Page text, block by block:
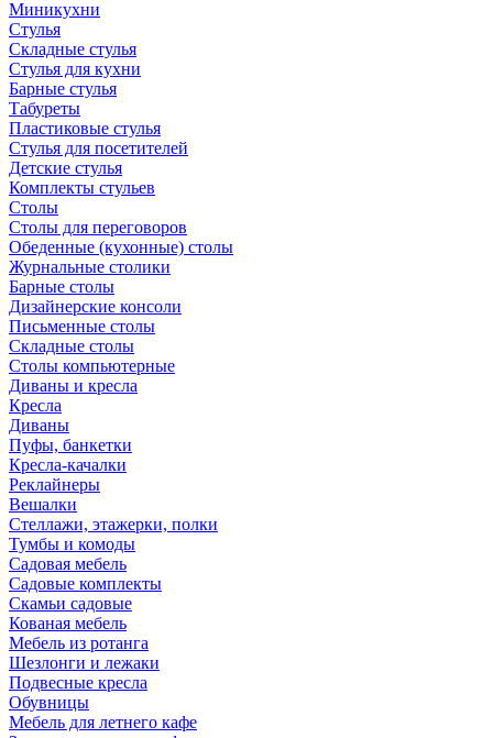
Миникухни
Стулья
Складные стулья
Стулья для кухни
Барные стулья
Табуреты
Пластиковые стулья
Стулья для посетителей
Детские стулья
Комплекты стульев
Столы
Столы для переговоров
Обеденные (кухонные) столы
Журнальные столики
Барные столы
Дизайнерские консоли
Письменные столы
Складные столы
Столы компьютерные
Диваны и кресла
Кресла
Диваны
Пуфы, банкетки
Кресла-качалки
Реклайнеры
Вешалки
Стеллажи, этажерки, полки
Тумбы и комоды
Садовая мебель
Садовые комплекты
Скамьи садовые
Кованая мебель
Мебель из ротанга
Шезлонги и лежаки
Подвесные кресла
Обувницы
Мебель для летнего кафе